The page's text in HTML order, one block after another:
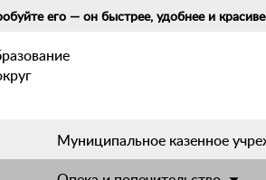
его — он быстрее, удобнее и
Муниципальное казенное